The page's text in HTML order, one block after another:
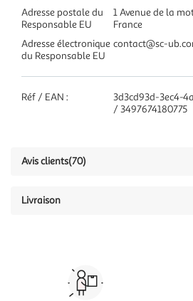
Adresse postale du
Responsable EU
1 Avenue de la
France
Adresse électronique
du Responsable EU
contact@sc-
Réf / EAN :
3d3cd93d-3ec4-
/ 3497674180775
Avis clients(70)
Livraison